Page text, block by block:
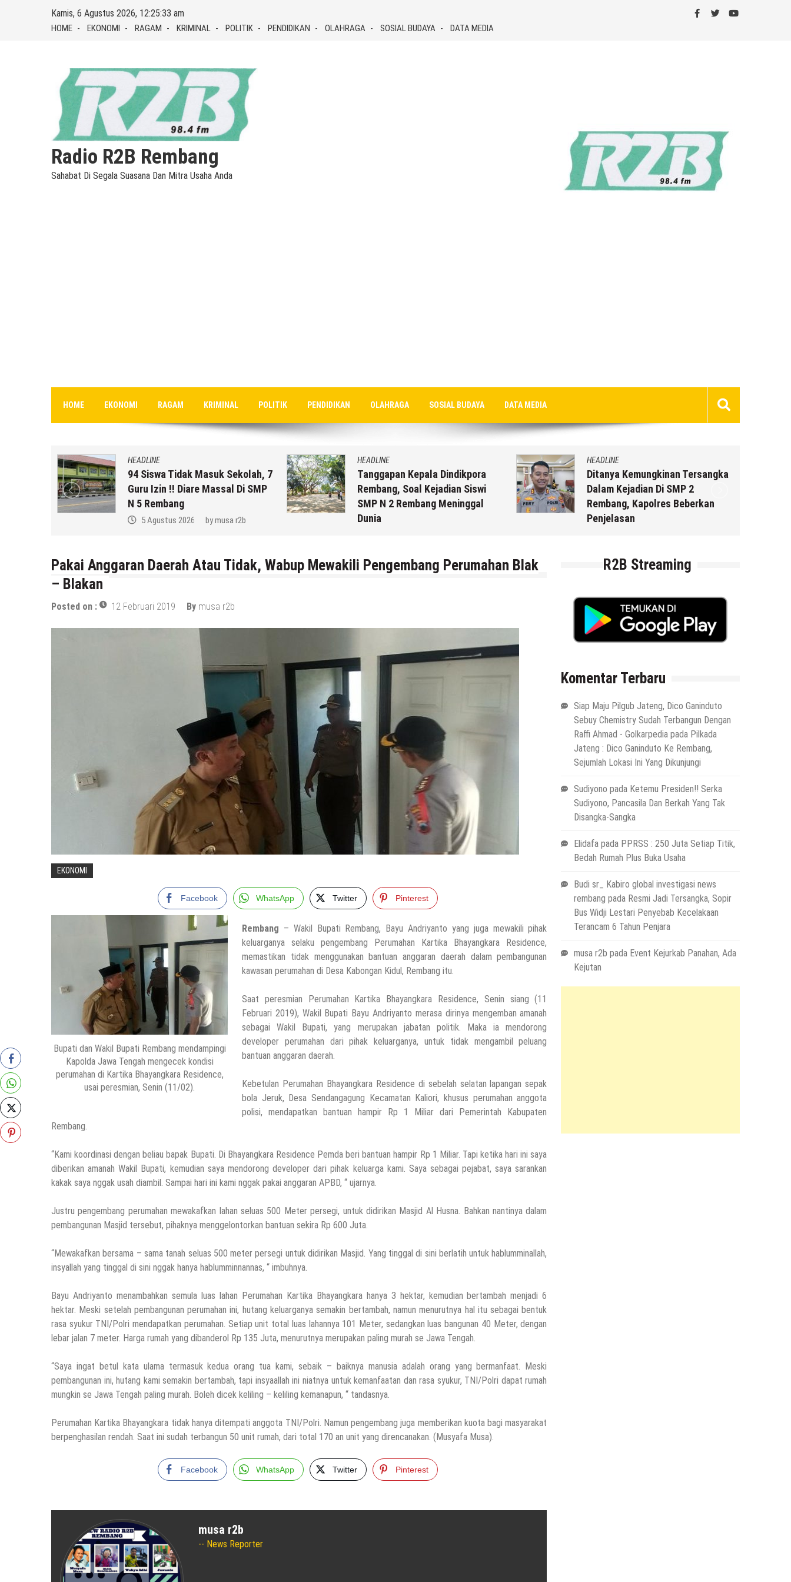
Kamis, 6 Agustus 2026, 12:25:34 am
HOME EKONOMI RAGAM KRIMINAL POLITIK PENDIDIKAN OLAHRAGA SOSIAL BUDAYA DATA MEDIA
Radio R2B Rembang
Sahabat Di Segala Suasana Dan Mitra Usaha Anda
HOME EKONOMI RAGAM KRIMINAL POLITIK PENDIDIKAN OLAHRAGA SOSIAL BUDAYA DATA MEDIA
HEADLINE
94 Siswa Tidak Masuk Sekolah, 7
Guru Izin !! Diare Massal Di SMP
N 5 Rembang
5 Agustus 2026 bymusa r2b
HEADLINE
Tanggapan Kepala Dindikpora
Rembang, Soal Kejadian Siswi
SMP N 2 Rembang Meninggal
Dunia
HEADLINE
Ditanya Kemungkinan Tersangka
Dalam Kejadian Di SMP 2
Rembang, Kapolres Beberkan
Penjelasan
Pakai Anggaran Daerah Atau Tidak, Wabup Mewakili Pengembang Perumahan Blak
– Blakan
Posted on : 12 Februari 2019 By musa r2b
EKONOMI
Facebook WhatsApp Twitter Pinterest
Bupati dan Wakil Bupati Rembang mendampingi
Kapolda Jawa Tengah mengecek kondisi
perumahan di Kartika Bhayangkara Residence,
usai peresmian, Senin (11/02).
Rembang – Wakil Bupati Rembang, Bayu Andriyanto yang juga mewakili pihak
keluarganya selaku pengembang Perumahan Kartika Bhayangkara Residence,
memastikan tidak menggunakan bantuan anggaran daerah dalam pembangunan
kawasan perumahan di Desa Kabongan Kidul, Rembang itu.
Saat peresmian Perumahan Kartika Bhayangkara Residence, Senin siang (11
Februari 2019), Wakil Bupati Bayu Andriyanto merasa dirinya mengemban amanah
sebagai Wakil Bupati, yang merupakan jabatan politik. Maka ia mendorong
developer perumahan dari pihak keluarganya, untuk tidak mengambil peluang
bantuan anggaran daerah.
Kebetulan Perumahan Bhayangkara Residence di sebelah selatan lapangan sepak
bola Jeruk, Desa Sendangagung Kecamatan Kaliori, khusus perumahan anggota
polisi, mendapatkan bantuan hampir Rp 1 Miliar dari Pemerintah Kabupaten
Rembang.
“Kami koordinasi dengan beliau bapak Bupati. Di Bhayangkara Residence Pemda beri bantuan hampir Rp 1 Miliar. Tapi ketika hari ini saya
diberikan amanah Wakil Bupati, kemudian saya mendorong developer dari pihak keluarga kami. Saya sebagai pejabat, saya sarankan
kakak saya nggak usah diambil. Sampai hari ini kami nggak pakai anggaran APBD, “ ujarnya.
Justru pengembang perumahan mewakafkan lahan seluas 500 Meter persegi, untuk didirikan Masjid Al Husna. Bahkan nantinya dalam
pembangunan Masjid tersebut, pihaknya menggelontorkan bantuan sekira Rp 600 Juta.
“Mewakafkan bersama – sama tanah seluas 500 meter persegi untuk didirikan Masjid. Yang tinggal di sini berlatih untuk hablumminallah,
insyallah yang tinggal di sini nggak hanya hablumminnannas, “ imbuhnya.
Bayu Andriyanto menambahkan semula luas lahan Perumahan Kartika Bhayangkara hanya 3 hektar, kemudian bertambah menjadi 6
hektar. Meski setelah pembangunan perumahan ini, hutang keluarganya semakin bertambah, namun menurutnya hal itu sebagai bentuk
rasa syukur TNI/Polri mendapatkan perumahan. Setiap unit total luas lahannya 101 Meter, sedangkan luas bangunan 40 Meter, dengan
lebar jalan 7 meter. Harga rumah yang dibanderol Rp 135 Juta, menurutnya merupakan paling murah se Jawa Tengah.
“Saya ingat betul kata ulama termasuk kedua orang tua kami, sebaik – baiknya manusia adalah orang yang bermanfaat. Meski
pembangunan ini, hutang kami semakin bertambah, tapi insyaallah ini niatnya untuk kemanfaatan dan rasa syukur, TNI/Polri dapat rumah
mungkin se Jawa Tengah paling murah. Boleh dicek keliling – keliling kemanapun, “ tandasnya.
Perumahan Kartika Bhayangkara tidak hanya ditempati anggota TNI/Polri. Namun pengembang juga memberikan kuota bagi masyarakat
berpenghasilan rendah. Saat ini sudah terbangun 50 unit rumah, dari total 170 an unit yang direncanakan. (Musyafa Musa).
Facebook WhatsApp Twitter Pinterest
musa r2b
News Reporter
R2B Streaming
Komentar Terbaru
Siap Maju Pilgub Jateng, Dico Ganinduto
Sebuy Chemistry Sudah Terbangun Dengan
Raffi Ahmad - Golkarpedia pada Pilkada
Jateng : Dico Ganinduto Ke Rembang,
Sejumlah Lokasi Ini Yang Dikunjungi
Sudiyono pada Ketemu Presiden!! Serka
Sudiyono, Pancasila Dan Berkah Yang Tak
Disangka-Sangka
Elidafa pada PPRSS : 250 Juta Setiap Titik,
Bedah Rumah Plus Buka Usaha
Budi sr_ Kabiro global investigasi news
rembang pada Resmi Jadi Tersangka, Sopir
Bus Widji Lestari Penyebab Kecelakaan
Terancam 6 Tahun Penjara
musa r2b pada Event Kejurkab Panahan, Ada
Kejutan